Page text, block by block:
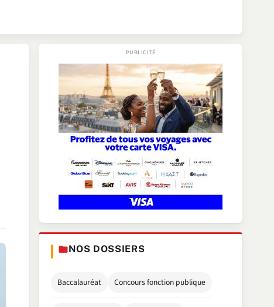
NOS DOSSIERS
Baccalauréat Concours fonction publique